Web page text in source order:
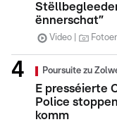
ënnerschat”
Video
Poursuite zu
E presséierte
Police
komm